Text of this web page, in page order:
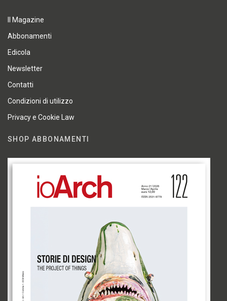
Il Magazine
Abbonamenti
Edicola
Newsletter
Contatti
Condizioni di utilizzo
Privacy e Cookie Law
SHOP ABBONAMENTI